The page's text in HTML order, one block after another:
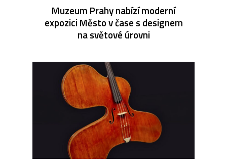
Muzeum Prahy nabízí moderní
expozici Město v čase s designem
na světové úrovni